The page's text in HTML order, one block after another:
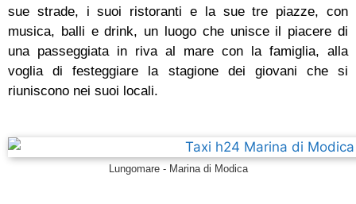
sue strade, i suoi ristoranti e la sue tre piazze, con
musica, balli e drink, un luogo che unisce il piacere di
una passeggiata in riva al mare con la famiglia, alla
voglia di festeggiare la stagione dei giovani che si
riuniscono nei suoi locali.
Lungomare - Marina di Modica